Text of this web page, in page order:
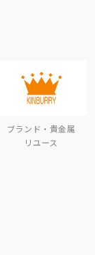
ブランド・貴金属
リユース